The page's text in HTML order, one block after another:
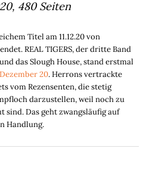
480 Seiten
Titel am 11.12.20 von
REAL TIGERS, der dritte Band
das Slough House, stand erstmal
Dezember 20. Herrons vertrackte
vom Rezensenten, die stetig
darzustellen, weil noch zu
Das geht zwangsläufig auf
Handlung.